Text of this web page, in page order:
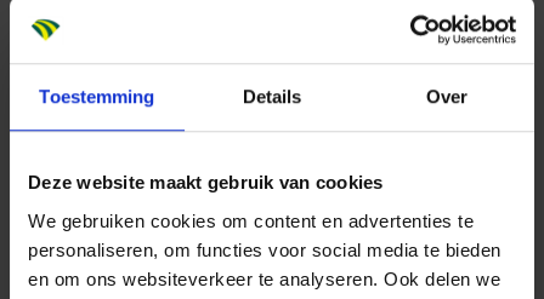
Toestemming Details Over
Deze website maakt gebruik van cookies
We gebruiken cookies om content en advertenties te
personaliseren, om functies voor social media te bieden
en om ons websiteverkeer te analyseren. Ook delen we
Meer bij Dura Vermeer
HBO denkniveau;
functie;
Jij werkt nauwkeurig en haalt energie uit het
bedenken van creatieve oplossingen;
Tijdsdruk en deadlines zijn voor jou geen probleem;